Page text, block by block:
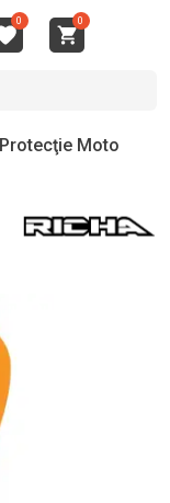
0 0
Protecţie Moto